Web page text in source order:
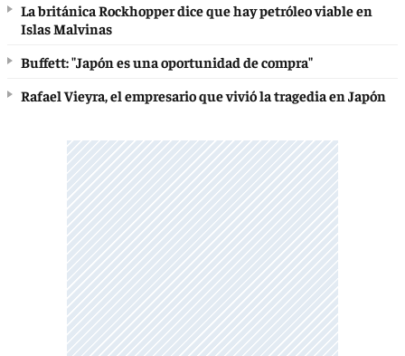
La británica Rockhopper dice que hay petróleo viable en
Islas Malvinas
Buffett: "Japón es una oportunidad de compra"
Rafael Vieyra, el empresario que vivió la tragedia en Japón